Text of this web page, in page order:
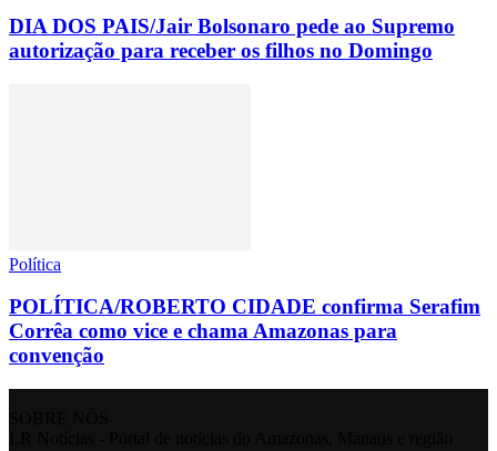
DIA DOS PAIS/Jair Bolsonaro pede ao Supremo
autorização para receber os filhos no Domingo
Política
POLÍTICA/ROBERTO CIDADE confirma Serafim
Corrêa como vice e chama Amazonas para
convenção